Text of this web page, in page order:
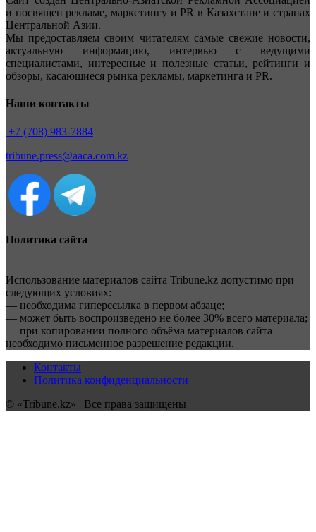
и посвящен рекламе, маркетингу и PR в Казахстане и странах
Центральной Азии.
Мы предоставляем своим читателям самые свежие новости,
актуальную информацию, интервью с ведущими
специалистами, интересные и полезные статьи, рейтинги и
обзоры, касающиеся рынка рекламы, маркетинга и PR.
Наши контакты
+7 (708) 983-7884
tribune.press@aaca.com.kz
Политика сайта
Использование материалов сайта Tribune.kz допустимо при
следующих условиях:
— необходима гиперссылка в первом абзаце;
— может быть воспроизведено не более 30% всего материала;
— при копировании полного объёма материалов сайта
необходимо письменное разрешение редакции.
Контакты
Политика конфиденциальности
© «Tribune.kz» | Все права защищены